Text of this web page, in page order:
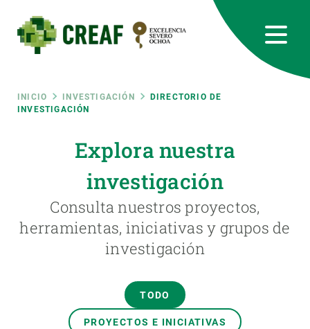
contenido
principal
Ruta
navegación
INICIO INVESTIGACIÓN
DIRECTORIO DE
INVESTIGACIÓN
Explora nuestra
investigación
Consulta nuestros proyectos,
herramientas, iniciativas y grupos de
investigación
TODO
PROYECTOS E INICIATIVAS
RRSS
Featured
responsive
Responsive
SOBRE NOSOTROS
ÚNETE A NOSOTROS